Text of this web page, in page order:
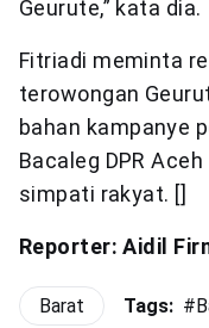
Geurute,” kata dia.
Fitriadi meminta
terowongan
bahan kampanye
Bacaleg DPR
simpati rakyat. []
Reporter: Aidil
Barat Tags: #